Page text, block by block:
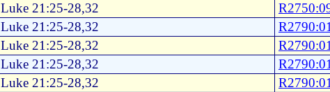
Luke 21:25-28,32
Luke 21:25-28,32
Luke 21:25-28,32
Luke 21:25-28,32
Luke 21:25-28,32